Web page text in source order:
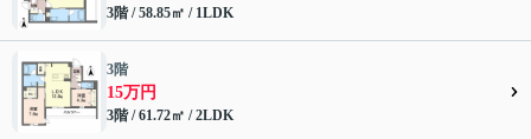
3階 / 58.85㎡ / 1LDK
3階
15万円
3階 / 61.72㎡ / 2LDK